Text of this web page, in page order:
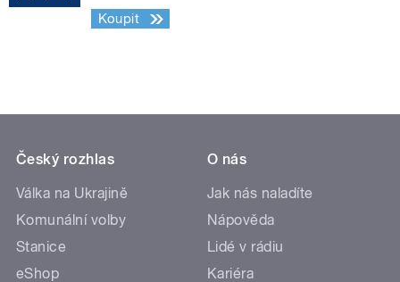
Koupit
Český rozhlas
Válka na Ukrajině
Komunální volby
Stanice
eShop
O nás
Jak nás naladíte
Nápověda
Lidé v rádiu
Kariéra